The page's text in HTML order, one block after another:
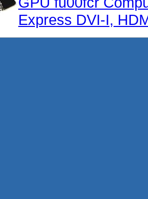
Express DVI-I,